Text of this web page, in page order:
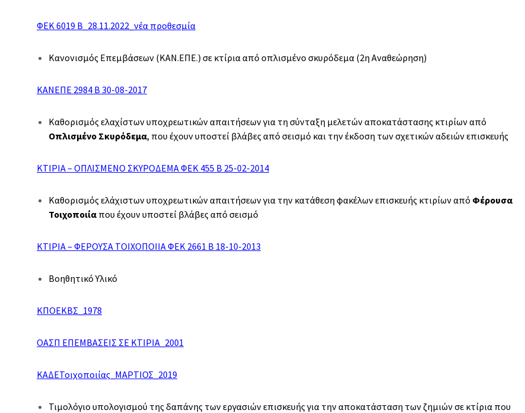
ΦΕΚ 6019 Β_28.11.2022_νέα προθεσμία
Κανονισμός Επεμβάσεων (ΚΑΝ.ΕΠΕ.) σε κτίρια από οπλισμένο σκυρόδεμα (2η Αναθεώρηση)
ΚΑΝΕΠΕ 2984 B 30-08-2017
Καθορισμός ελαχίστων υποχρεωτικών απαιτήσεων για τη σύνταξη μελετών αποκατάστασης κτιρίων από
Οπλισμένο Σκυρόδεμα, που έχουν υποστεί βλάβες από σεισμό και την έκδοση των σχετικών αδειών επισκευής
ΚΤΙΡΙΑ – ΟΠΛΙΣΜΕΝΟ ΣΚΥΡΟΔΕΜΑ ΦΕΚ 455 B 25-02-2014
Καθορισμός ελάχιστων υποχρεωτικών απαιτήσεων για την κατάθεση φακέλων επισκευής κτιρίων από Φέρουσα
Τοιχοποιία που έχουν υποστεί βλάβες από σεισμό
ΚΤΙΡΙΑ – ΦΕΡΟΥΣΑ ΤΟΙΧΟΠΟΙΙΑ ΦΕΚ 2661 B 18-10-2013
Βοηθητικό Υλικό
ΚΠΟΕΚΒΣ_1978
ΟΑΣΠ ΕΠΕΜΒΑΣΕΙΣ ΣΕ ΚΤΙΡΙΑ_2001
ΚΑΔΕΤοιχοποιίας_ΜΑΡΤΙΟΣ_2019
Τιμολόγιο υπολογισμού της δαπάνης των εργασιών επισκευής για την αποκατάσταση των ζημιών σε κτίρια που